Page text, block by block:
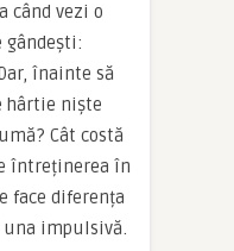
când vezi o
gândești:
înainte să
hârtie niște
Cât costă
întreținerea în
face diferența
impulsivă.